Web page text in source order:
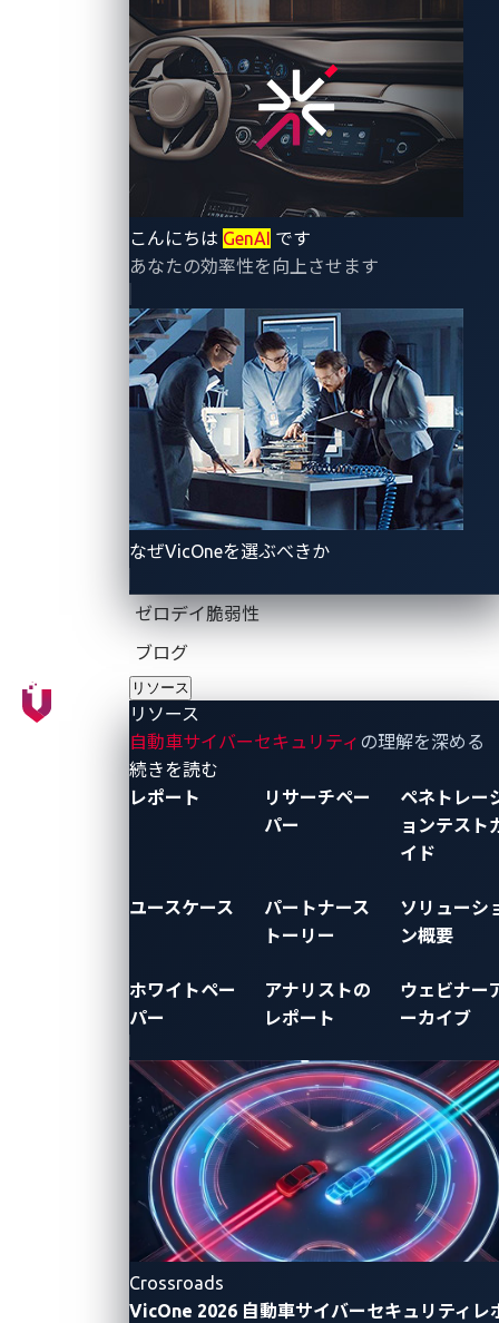
こんにちは GenAI です
あなたの効率性を向上させます
なぜVicOneを選ぶべきか
ゼロデイ脆弱性
ブログ
リソース
リソース
自動車サイバーセキュリティ の理解を深める
続きを読む
レポート
リサーチペー
パー
ペネトレー
ョンテスト
イド
ユースケース
パートナース
トーリー
ソリューシ
ン概要
ホワイトペー
パー
アナリストの
レポート
ウェビナー
ーカイブ
Crossroads
VicOne 2026 自動車サイバーセキュリティレ